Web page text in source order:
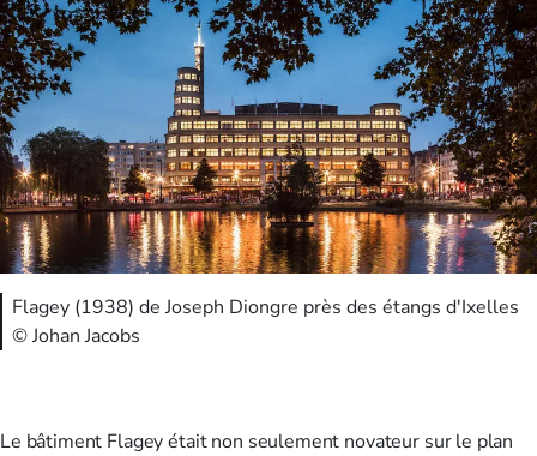
Flagey (1938) de Joseph Diongre près des étangs d'Ixelles
© Johan Jacobs
Le bâtiment Flagey était non seulement novateur sur le plan